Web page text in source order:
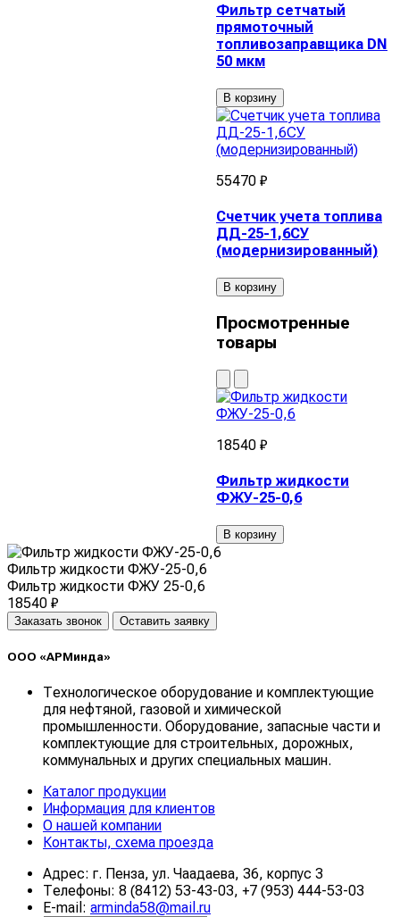
Фильтр сетчатый
прямоточный
топливозаправщика DN
50 мкм
В корзину
55470 ₽
Счетчик учета топлива
ДД-25-1,6СУ
(модернизированный)
В корзину
Просмотренные
товары
18540 ₽
Фильтр жидкости
ФЖУ-25-0,6
В корзину
Фильтр жидкости ФЖУ-25-0,6
Фильтр жидкости ФЖУ 25-0,6
18540 ₽
Заказать звонок Оставить заявку
ООО «АРМинда»
Технологическое оборудование и комплектующие
для нефтяной, газовой и химической
промышленности. Оборудование, запасные части и
комплектующие для строительных, дорожных,
коммунальных и других специальных машин.
Каталог продукции
Информация для клиентов
О нашей компании
Контакты, схема проезда
Адрес: г. Пенза, ул. Чаадаева, 36, корпус 3
Телефоны: 8 (8412) 53-43-03, +7 (953) 444-53-03
E-mail: arminda58@mail.ru